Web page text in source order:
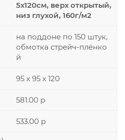
5х120см, верх открытый,
низ глухой, 160г/м2
на поддоне по 150 штук,
обмотка стрейч-плёнко
й
95 x 95 x 120
581.00 р
533.00 р